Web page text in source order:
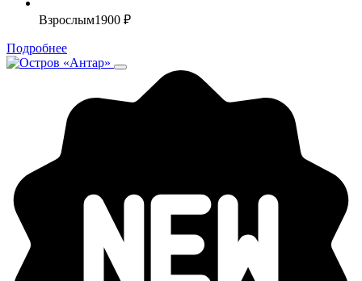
Взрослым1900 ₽
Подробнее